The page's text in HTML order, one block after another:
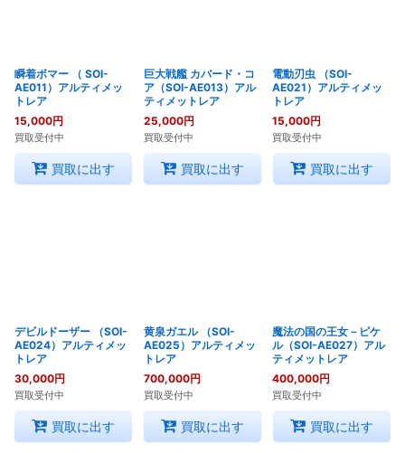
瞬着ボマー （ SOI-
AE011）アルティメッ
トレア
15,000円
買取受付中
買取に出す
巨大戦艦 カバード・コ
ア（SOI-AE013）アル
ティメットレア
25,000円
買取受付中
買取に出す
電動刃虫 （SOI-
AE021）アルティメッ
トレア
15,000円
買取受付中
買取に出す
デビルドーザー （SOI-
AE024）アルティメッ
トレア
30,000円
買取受付中
買取に出す
黄泉ガエル （SOI-
AE025）アルティメッ
トレア
700,000円
買取受付中
買取に出す
魔法の国の王女－ピケ
ル（SOI-AE027）アル
ティメットレア
400,000円
買取受付中
買取に出す